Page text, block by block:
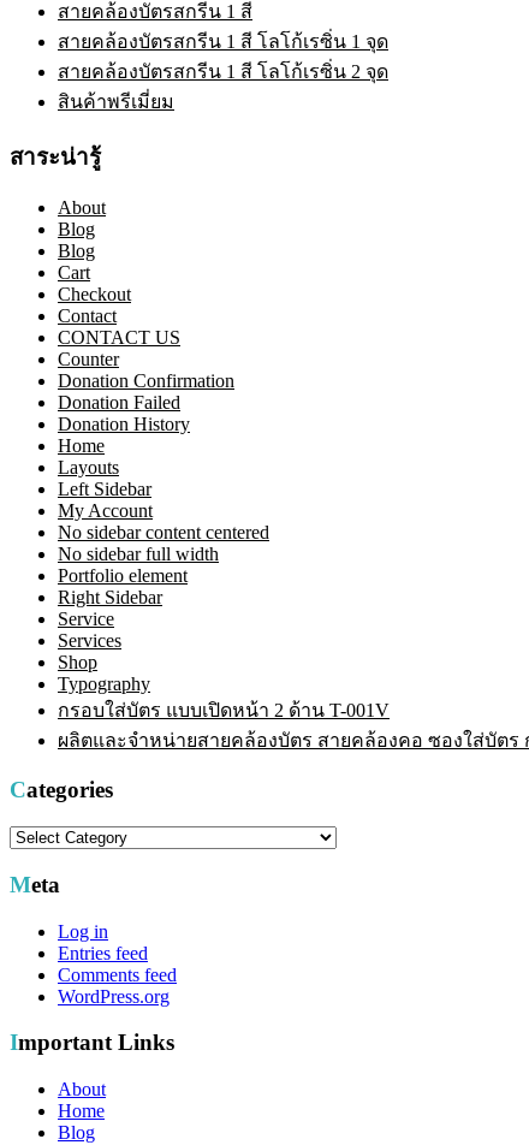
สายคล้องบัตรสกรีน 1 สี
สายคล้องบัตรสกรีน 1 สี โลโก้เรซิ่น 1 จุด
สายคล้องบัตรสกรีน 1 สี โลโก้เรซิ่น 2 จุด
สินค้าพรีเมี่ยม
สาระน่ารู้
About
Blog
Blog
Cart
Checkout
Contact
CONTACT US
Counter
Donation Confirmation
Donation Failed
Donation History
Home
Layouts
Left Sidebar
My Account
No sidebar content centered
No sidebar full width
Portfolio element
Right Sidebar
Service
Services
Shop
Typography
กรอบใส่บัตร แบบเปิดหน้า 2 ด้าน T-001V
ผลิตและจำหน่ายสายคล้องบัตร สายคล้องคอ ซองใส่บัตร
Categories
Categories
Meta
Log in
Entries feed
Comments feed
WordPress.org
Important Links
About
Home
Blog